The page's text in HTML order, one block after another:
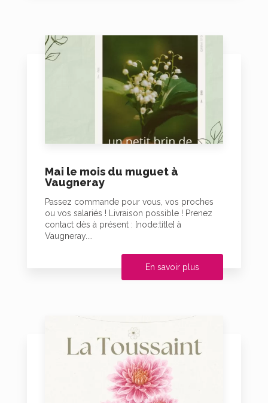
Mai le mois du muguet à
Vaugneray
Passez commande pour vous, vos proches
ou vos salariés ! Livraison possible ! Prenez
contact dès à présent : [node:title] à
Vaugneray....
En savoir plus